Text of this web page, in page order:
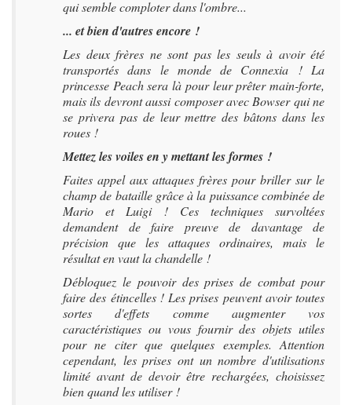
qui semble comploter dans l'ombre...
... et bien d'autres encore !
Les deux frères ne sont pas les seuls à avoir été
transportés dans le monde de Connexia ! La
princesse Peach sera là pour leur prêter main-forte,
mais ils devront aussi composer avec Bowser qui ne
se privera pas de leur mettre des bâtons dans les
roues !
Mettez les voiles en y mettant les formes !
Faites appel aux attaques frères pour briller sur le
champ de bataille grâce à la puissance combinée de
Mario et Luigi ! Ces techniques survoltées
demandent de faire preuve de davantage de
précision que les attaques ordinaires, mais le
résultat en vaut la chandelle !
Débloquez le pouvoir des prises de combat pour
faire des étincelles ! Les prises peuvent avoir toutes
sortes d'effets comme augmenter vos
caractéristiques ou vous fournir des objets utiles
pour ne citer que quelques exemples. Attention
cependant, les prises ont un nombre d'utilisations
limité avant de devoir être rechargées, choisissez
bien quand les utiliser !